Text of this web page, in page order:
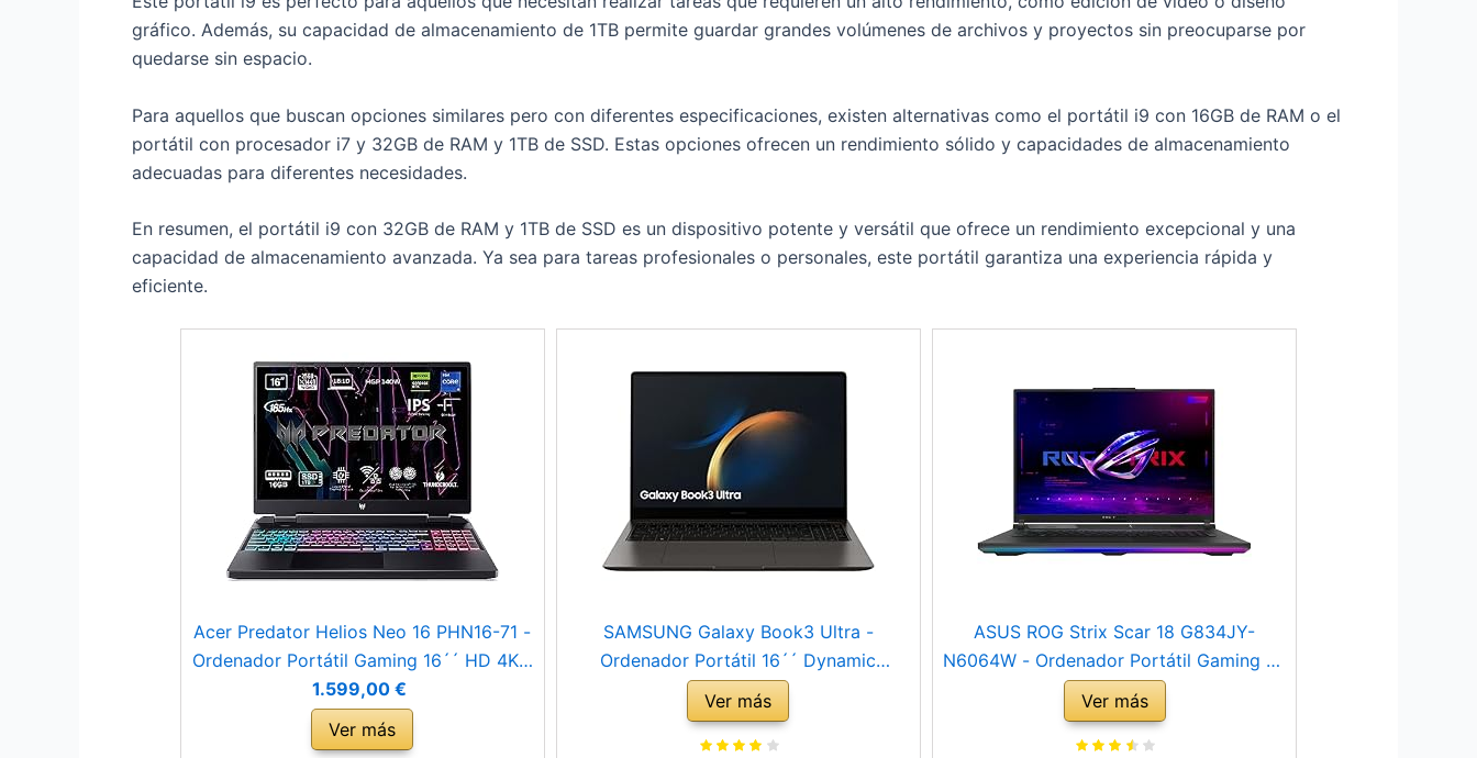
gráfico. Además, su capacidad de almacenamiento de 1TB permite guardar grandes volúmenes de archivos y proyectos sin preocuparse por
quedarse sin espacio.
Para aquellos que buscan opciones similares pero con diferentes especificaciones, existen alternativas como el portátil i9 con 16GB de RAM o el
portátil con procesador i7 y 32GB de RAM y 1TB de SSD. Estas opciones ofrecen un rendimiento sólido y capacidades de almacenamiento
adecuadas para diferentes necesidades.
En resumen, el portátil i9 con 32GB de RAM y 1TB de SSD es un dispositivo potente y versátil que ofrece un rendimiento excepcional y una
capacidad de almacenamiento avanzada. Ya sea para tareas profesionales o personales, este portátil garantiza una experiencia rápida y
eficiente.
Acer Predator Helios Neo 16 PHN16-71 -
Ordenador Portátil Gaming 16´´ HD 4K -
165 Hz (Intel Core i9-13900HX, 16GB
RAM, 1TB SSD, NVIDIA GeForce RTX
4070, Sin SO) Color Negro - Teclado
1.599,00 €
Ver más
SAMSUNG Galaxy Book3 Ultra -
Ordenador Portátil 16´´ Dynamic
AMOLED 2X (Intel Core i9-13th Gen,
32GB RAM LPDDR5, 1TB SSD, NVIDIA
RTX4070, Windows11 Home) Grafito -
Ver más
ASUS ROG Strix Scar 18 G834JY-
N6064W - Ordenador Portátil Gaming de
18´´ WQXGA 240Hz (Intel Core i9-
13980HX, 32GB RAM, 1TB + 1TB SSD, RTX
4090 16GB, Windows 11 Home) Negro -
Ver más